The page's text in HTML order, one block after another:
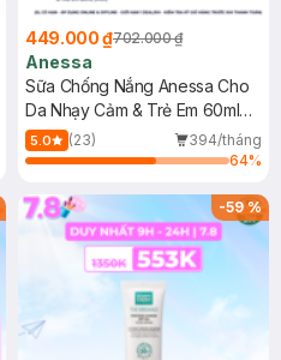
449.000 ₫702.000 ₫
Anessa
Sữa Chống Nắng Anessa Cho
Da Nhạy Cảm & Trẻ Em 60ml
(Mới)
5.0 (23)
394/tháng
64%
-59%